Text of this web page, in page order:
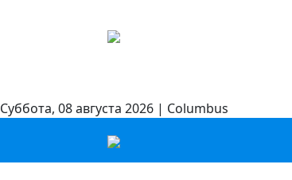
Суббота, 08 августа 2026 | Columbus